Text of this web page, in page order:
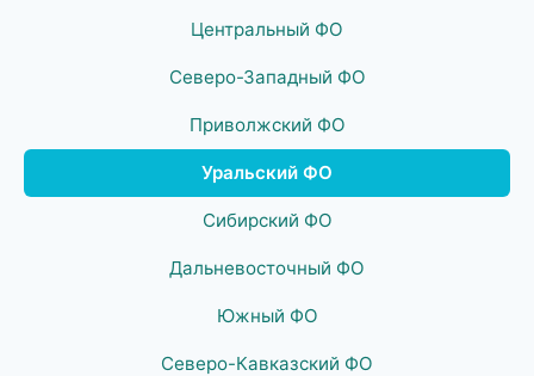
Центральный ФО
Северо-Западный ФО
Приволжский ФО
Уральский ФО
Сибирский ФО
Дальневосточный ФО
Южный ФО
Северо-Кавказский ФО